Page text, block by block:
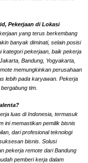
Pekerjaan di Lokasi
yang terus berkembang
banyak diminati, selain posisi
kategori pekerjaan, baik pekerja
Bandung, Yogyakarta,
memungkinkan perusahaan
lebih pada karyawan. Pekerja
tim.
luas di Indonesia, termasuk
ini memastikan pemilik bisnis
dari profesional teknologi
bisnis. Solusi
pekerja remote dari Bandung
pemberi kerja dalam